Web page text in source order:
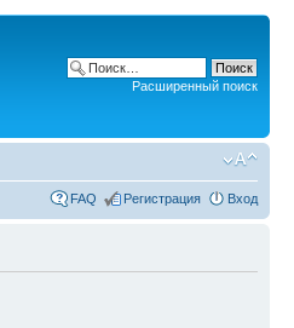
Расширенный поиск
FAQ Регистрация Вход